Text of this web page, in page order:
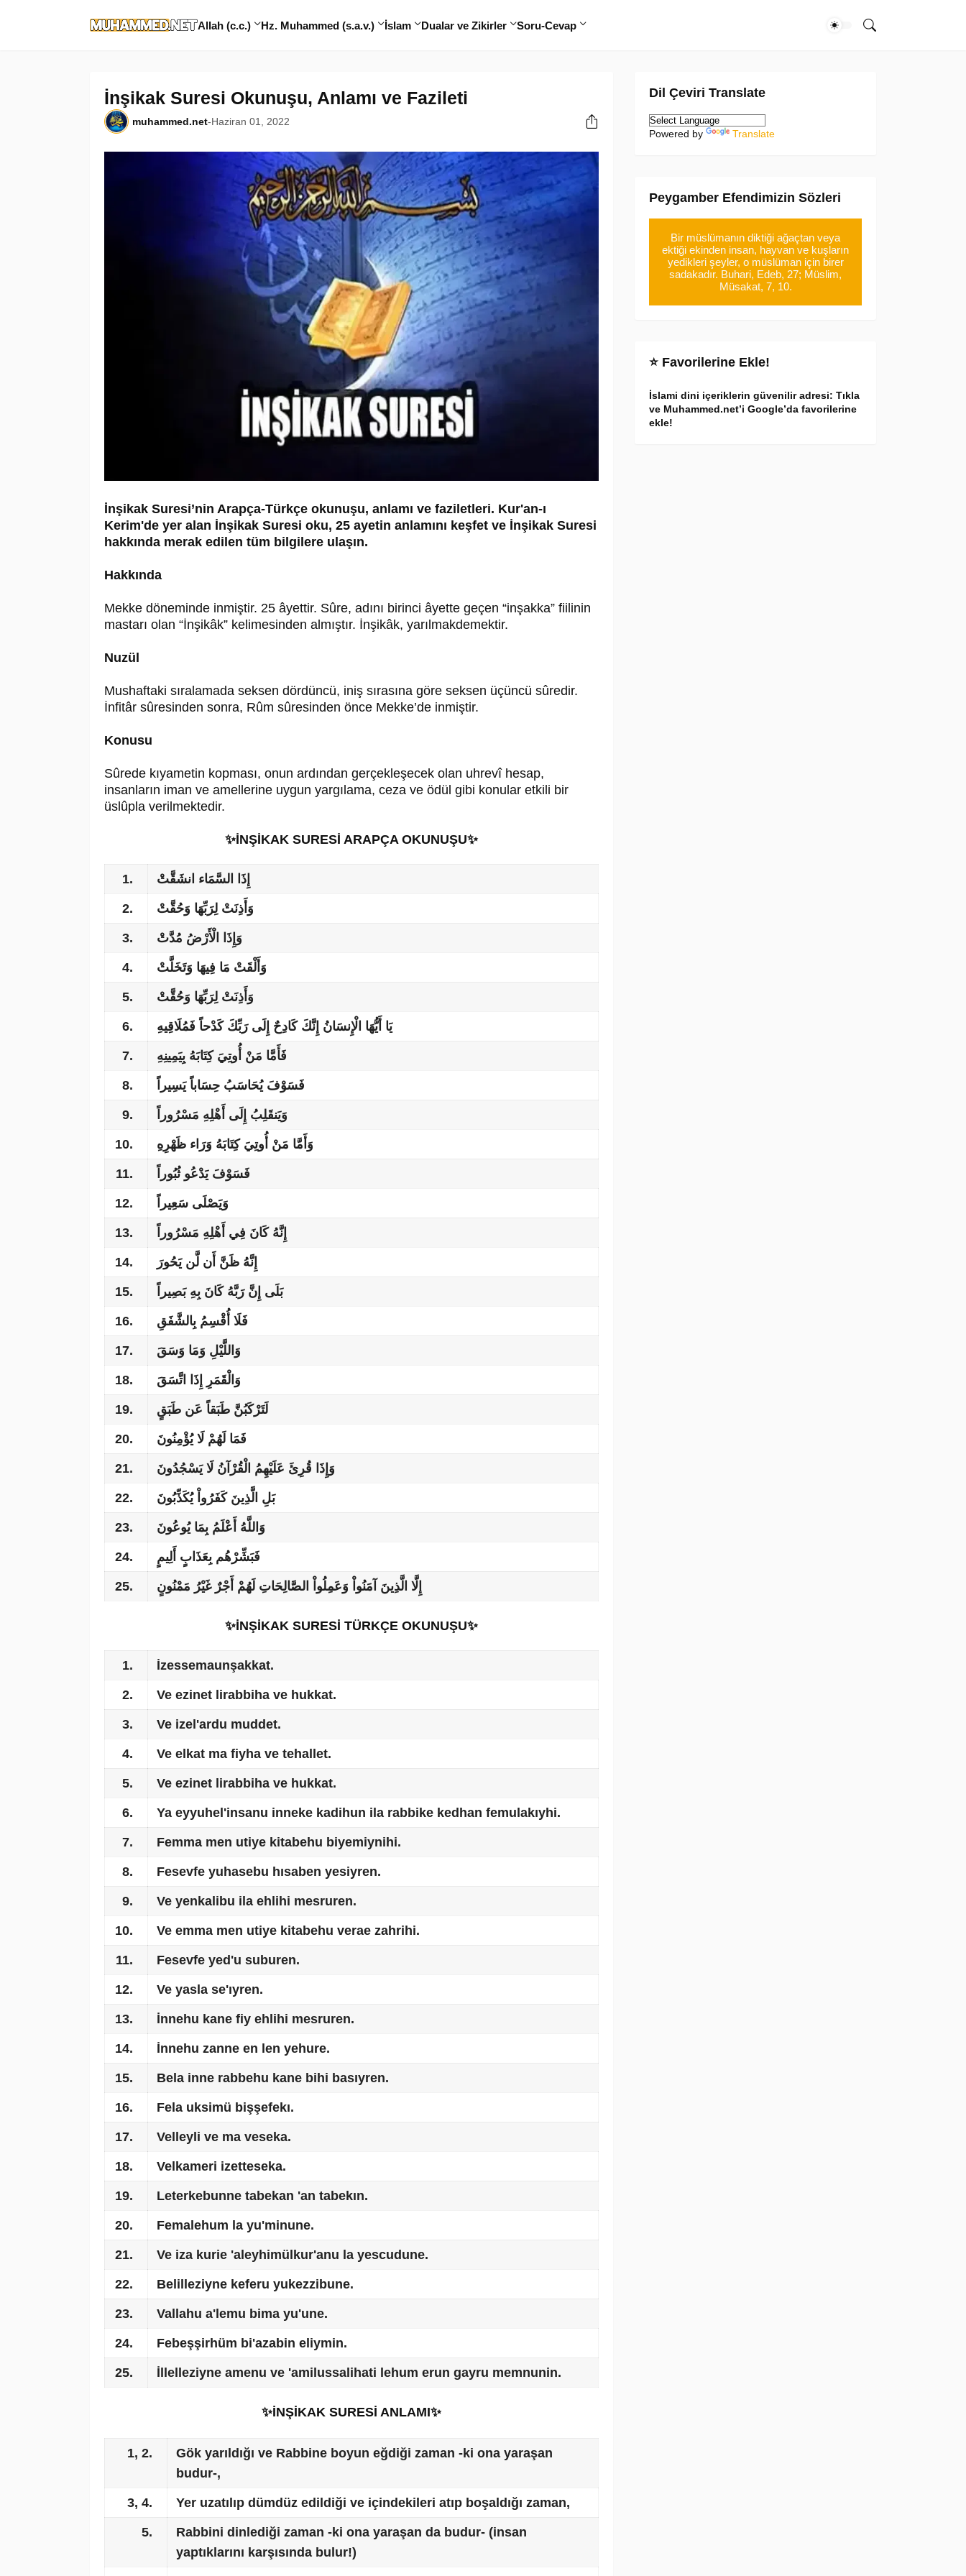
Allah (c.c.) Hz. Muhammed (s.a.v.) İslam Dualar ve Zikirler Soru-Cevap
İnşikak Suresi Okunuşu, Anlamı ve Fazileti
muhammed.net-Haziran 01, 2022
İnşikak Suresi’nin Arapça-Türkçe okunuşu, anlamı ve faziletleri. Kur'an-ı
Kerim'de yer alan İnşikak Suresi oku, 25 ayetin anlamını keşfet ve İnşikak Suresi
hakkında merak edilen tüm bilgilere ulaşın.
Hakkında
Mekke döneminde inmiştir. 25 âyettir. Sûre, adını birinci âyette geçen “inşakka” fiilinin
mastarı olan “İnşikâk” kelimesinden almıştır. İnşikâk, yarılmakdemektir.
Nuzül
Mushaftaki sıralamada seksen dördüncü, iniş sırasına göre seksen üçüncü sûredir.
İnfitâr sûresinden sonra, Rûm sûresinden önce Mekke’de inmiştir.
Konusu
Sûrede kıyametin kopması, onun ardından gerçekleşecek olan uhrevî hesap,
insanların iman ve amellerine uygun yargılama, ceza ve ödül gibi konular etkili bir
üslûpla verilmektedir.
✨İNŞİKAK SURESİ ARAPÇA OKUNUŞU✨
1. إِذَا السَّمَاء انشَقَّتْ
2. وَأَذِنَتْ لِرَبِّهَا وَحُقَّتْ
3. وَإِذَا الْأَرْضُ مُدَّتْ
4. وَأَلْقَتْ مَا فِيهَا وَتَخَلَّتْ
5. وَأَذِنَتْ لِرَبِّهَا وَحُقَّتْ
6. يَا أَيُّهَا الْإِنسَانُ إِنَّكَ كَادِحٌ إِلَى رَبِّكَ كَدْحاً فَمُلَاقِيهِ
7. فَأَمَّا مَنْ أُوتِيَ كِتَابَهُ بِيَمِينِهِ
8. فَسَوْفَ يُحَاسَبُ حِسَاباً يَسِيراً
9. وَيَنقَلِبُ إِلَى أَهْلِهِ مَسْرُوراً
10. وَأَمَّا مَنْ أُوتِيَ كِتَابَهُ وَرَاء ظَهْرِهِ
11. فَسَوْفَ يَدْعُو ثُبُوراً
12. وَيَصْلَى سَعِيراً
13. إِنَّهُ كَانَ فِي أَهْلِهِ مَسْرُوراً
14. إِنَّهُ ظَنَّ أَن لَّن يَحُورَ
15. بَلَى إِنَّ رَبَّهُ كَانَ بِهِ بَصِيراً
16. فَلَا أُقْسِمُ بِالشَّفَقِ
17. وَاللَّيْلِ وَمَا وَسَقَ
18. وَالْقَمَرِ إِذَا اتَّسَقَ
19. لَتَرْكَبُنَّ طَبَقاً عَن طَبَقٍ
20. فَمَا لَهُمْ لَا يُؤْمِنُونَ
21. وَإِذَا قُرِئَ عَلَيْهِمُ الْقُرْآنُ لَا يَسْجُدُونَ
22. بَلِ الَّذِينَ كَفَرُواْ يُكَذِّبُونَ
23. وَاللَّهُ أَعْلَمُ بِمَا يُوعُونَ
24. فَبَشِّرْهُم بِعَذَابٍ أَلِيمٍ
25. إِلَّا الَّذِينَ آمَنُواْ وَعَمِلُواْ الصَّالِحَاتِ لَهُمْ أَجْرٌ غَيْرُ مَمْنُونٍ
✨İNŞİKAK SURESİ TÜRKÇE OKUNUŞU✨
1. İzessemaunşakkat.
2. Ve ezinet lirabbiha ve hukkat.
3. Ve izel'ardu muddet.
4. Ve elkat ma fiyha ve tehallet.
5. Ve ezinet lirabbiha ve hukkat.
6. Ya eyyuhel'insanu inneke kadihun ila rabbike kedhan femulakıyhi.
7. Femma men utiye kitabehu biyemiynihi.
8. Fesevfe yuhasebu hısaben yesiyren.
9. Ve yenkalibu ila ehlihi mesruren.
10. Ve emma men utiye kitabehu verae zahrihi.
11. Fesevfe yed'u suburen.
12. Ve yasla se'ıyren.
13. İnnehu kane fiy ehlihi mesruren.
14. İnnehu zanne en len yehure.
15. Bela inne rabbehu kane bihi basıyren.
16. Fela uksimü bişşefekı.
17. Velleyli ve ma veseka.
18. Velkameri izetteseka.
19. Leterkebunne tabekan 'an tabekın.
20. Femalehum la yu'minune.
21. Ve iza kurie 'aleyhimülkur'anu la yescudune.
22. Belilleziyne keferu yukezzibune.
23. Vallahu a'lemu bima yu'une.
24. Febeşşirhüm bi'azabin eliymin.
25. İllelleziyne amenu ve 'amilussalihati lehum erun gayru memnunin.
✨İNŞİKAK SURESİ ANLAMI✨
1, 2.
Gök yarıldığı ve Rabbine boyun eğdiği zaman -ki ona yaraşan
budur-,
3, 4. Yer uzatılıp dümdüz edildiği ve içindekileri atıp boşaldığı zaman,
5.
Rabbini dinlediği zaman -ki ona yaraşan da budur- (insan
yaptıklarını karşısında bulur!)
Dil Çeviri Translate
Powered by Translate
Peygamber Efendimizin Sözleri
Bir müslümanın diktiği ağaçtan veya
ektiği ekinden insan, hayvan ve kuşların
yedikleri şeyler, o müslüman için birer
sadakadır. Buhari, Edeb, 27; Müslim,
Müsakat, 7, 10.
⭐ Favorilerine Ekle!
İslami dini içeriklerin güvenilir adresi: Tıkla
ve Muhammed.net’i Google’da favorilerine
ekle!